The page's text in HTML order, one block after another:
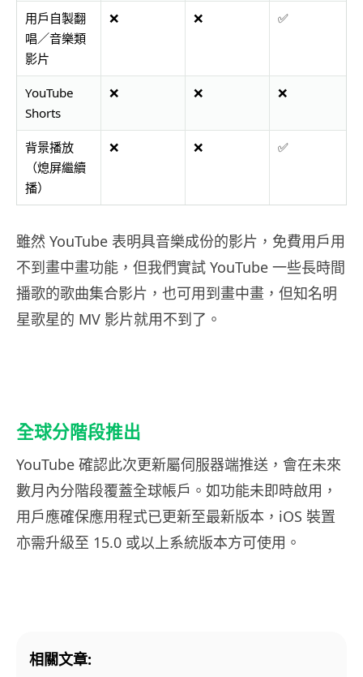
用戶自製翻
唱／音樂類
影片
❌ ❌ ✅
YouTube
Shorts
❌ ❌ ❌
背景播放
（熄屏繼續
播）
❌ ❌ ✅
雖然 YouTube 表明具音樂成份的影片，免費用戶用
不到畫中畫功能，但我們實試 YouTube 一些長時間
播歌的歌曲集合影片，也可用到畫中畫，但知名明
星歌星的 MV 影片就用不到了。
全球分階段推出
YouTube 確認此次更新屬伺服器端推送，會在未來
數月內分階段覆蓋全球帳戶。如功能未即時啟用，
用戶應確保應用程式已更新至最新版本，iOS 裝置
亦需升級至 15.0 或以上系統版本方可使用。
相關文章: